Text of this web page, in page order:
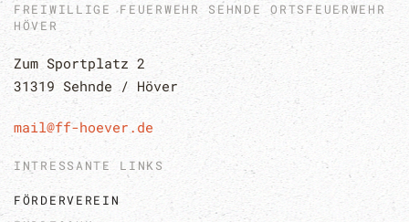
FREIWILLIGE FEUERWEHR SEHNDE ORTSFEUERWEHR
HÖVER
Zum Sportplatz 2
31319 Sehnde / Höver
mail@ff-hoever.de
INTRESSANTE LINKS
FÖRDERVEREIN